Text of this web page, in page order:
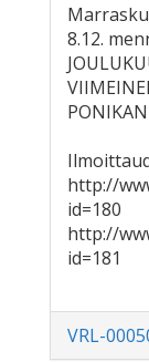
8.12.
http://
id=180
http://
id=181
VRL-